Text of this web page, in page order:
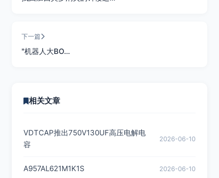
下一篇
"机器人大BO…
相关文章
VDTCAP推出750V130UF高压电解电
容
2026-06-10
A957AL621M1K1S 2026-06-10